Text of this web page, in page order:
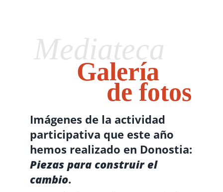
Mediateca
Galería
de fotos
Imágenes de la actividad
participativa que este año
hemos realizado en Donostia:
Piezas para construir el
cambio.